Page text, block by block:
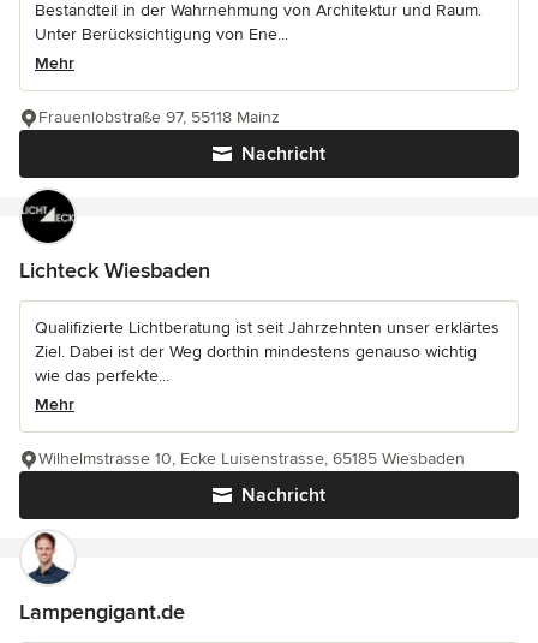
Bestandteil in der Wahrnehmung von Architektur und Raum.
Unter Berücksichtigung von Ene...
Mehr
Nachricht
Frauenlobstraße 97, 55118 Mainz
Lichteck Wiesbaden
Qualifizierte Lichtberatung ist seit Jahrzehnten unser erklärtes
Ziel. Dabei ist der Weg dorthin mindestens genauso wichtig
wie das perfekte...
Mehr
Nachricht
Wilhelmstrasse 10, Ecke Luisenstrasse, 65185 Wiesbaden
Lampengigant.de